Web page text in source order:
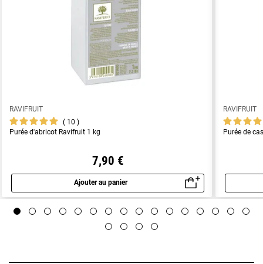
RAVIFRUIT
10
Purée d'abricot Ravifruit 1 kg
7,90 €
Ajouter au panier
Aperçu rapide
RAVIFRUIT
Purée de